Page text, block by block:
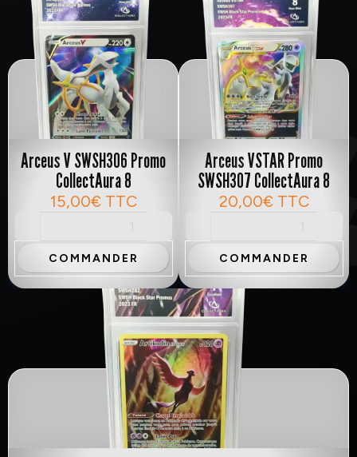
Arceus V SWSH306 Promo
CollectAura 8
15,00€ TTC
COMMANDER
Arceus VSTAR Promo
SWSH307 CollectAura 8
20,00€ TTC
COMMANDER